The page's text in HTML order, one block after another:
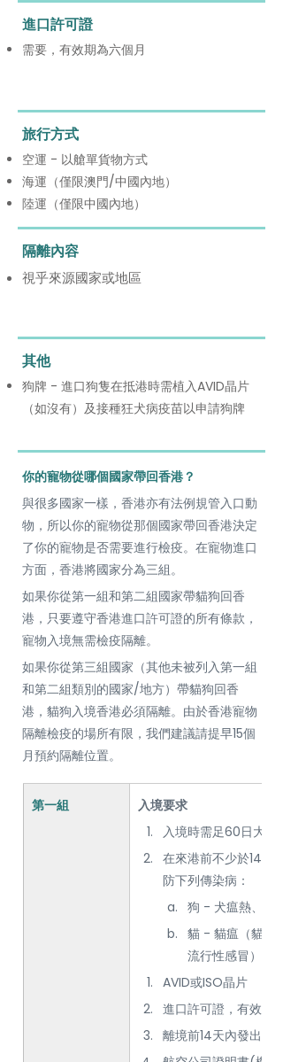
進口許可證
需要，有效期為六個月
旅行方式
空運 - 以艙單貨物方式
海運（僅限澳門/中國內地）
陸運（僅限中國內地）
隔離內容
視乎來源國家或地區
其他
狗牌 - 進口狗隻在抵港時需植入AVID晶片
（如沒有）及接種狂犬病疫苗以申請狗牌
你的寵物從哪個國家帶回香港？
與很多國家一樣，香港亦有法例規管入口動
物，所以你的寵物從那個國家帶回香港決定
了你的寵物是否需要進行檢疫。在寵物進口
方面，香港將國家分為三組。
如果你從第一組和第二組國家帶貓狗回香
港，只要遵守香港進口許可證的所有條款，
寵物入境無需檢疫隔離。
如果你從第三組國家（其他未被列入第一組
和第二組類別的國家/地方）帶貓狗回香
港，貓狗入境香港必須隔離。由於香港寵物
隔離檢疫的場所有限，我們建議請提早15個
月預約隔離位置。
第一組
入境要求
入境時需足60日大
在來港前不少於14天
防下列傳染病：
狗 - 犬瘟熱、犬
貓 - 貓瘟（貓病
流行性感冒）。
AVID或ISO晶片
進口許可證，有效期
離境前14天內發出的